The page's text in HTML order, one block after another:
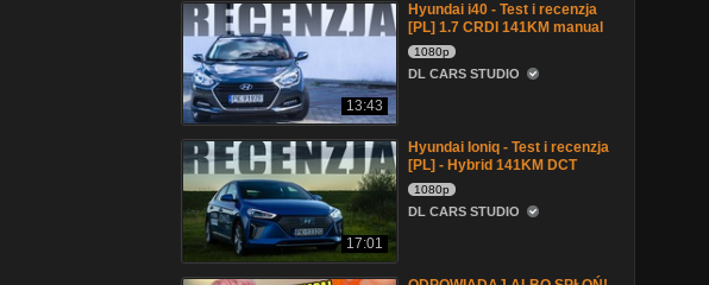
13:43
Hyundai i40 - Test i recenzja
[PL] 1.7 CRDI 141KM manual
1080p
DL CARS STUDIO
17:01
Hyundai Ioniq - Test i recenzja
[PL] - Hybrid 141KM DCT
1080p
DL CARS STUDIO